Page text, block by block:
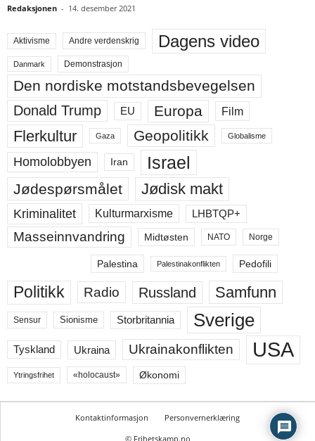
Redaksjonen - 14. desember 2021
Aktivisme Andre verdenskrig Dagens video
Danmark Demonstrasjon
Den nordiske motstandsbevegelsen
Donald Trump EU Europa Film
Flerkultur Gaza Geopolitikk Globalisme
Homolobbyen Iran Israel
Jødespørsmålet Jødisk makt
Kriminalitet Kulturmarxisme LHBTQP+
Masseinnvandring Midtøsten NATO Norge
Palestina Palestinakonflikten Pedofili
Politikk Radio Russland Samfunn
Sensur Sionisme Storbritannia Sverige
Tyskland Ukraina Ukrainakonflikten USA
Ytringsfrihet «holocaust» Økonomi
Kontaktinformasjon
Personvernerklæring
© Frihetskamp.no